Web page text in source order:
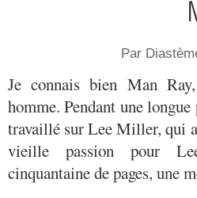
Par
Je connais bien Man
homme. Pendant une
travaillé sur Lee Miller, qui
vieille passion pour
cinquantaine de pages, une